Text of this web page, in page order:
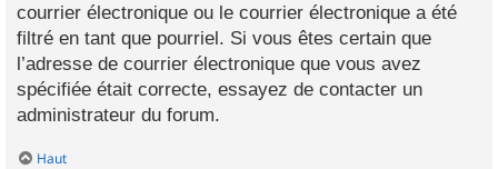
courrier électronique ou le courrier électronique a été
filtré en tant que pourriel. Si vous êtes certain que
l’adresse de courrier électronique que vous avez
spécifiée était correcte, essayez de contacter un
administrateur du forum.
Haut